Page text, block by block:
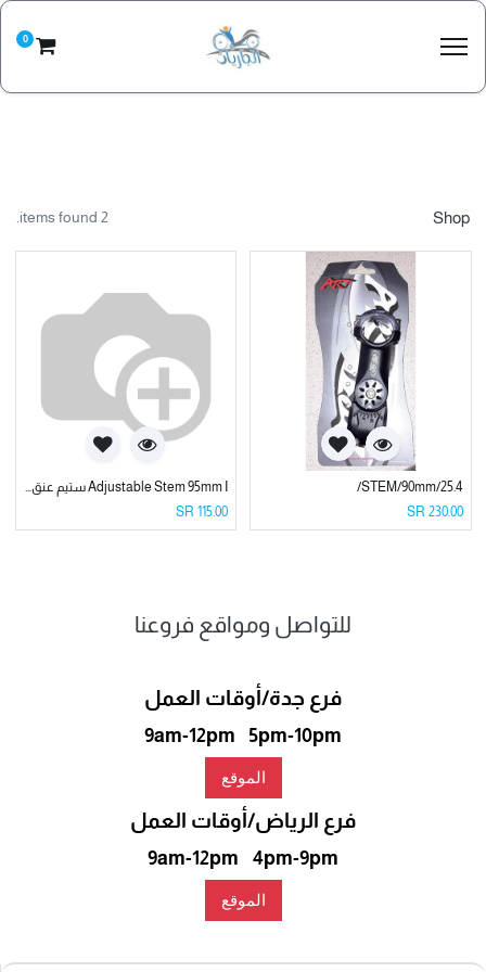
0
Shop
2 items found.
STEM/90mm/25.4/
230.00
Adjustable Stem 95mm I ستيم عنق الدراجة متحرك
115.00
للتواصل ومواقع فروعنا
فرع جدة/أوقات العمل
9am-12pm 5pm-10pm
الموقع
فرع الرياض/أوقات العمل
9am-12pm 4pm-9pm
الموقع